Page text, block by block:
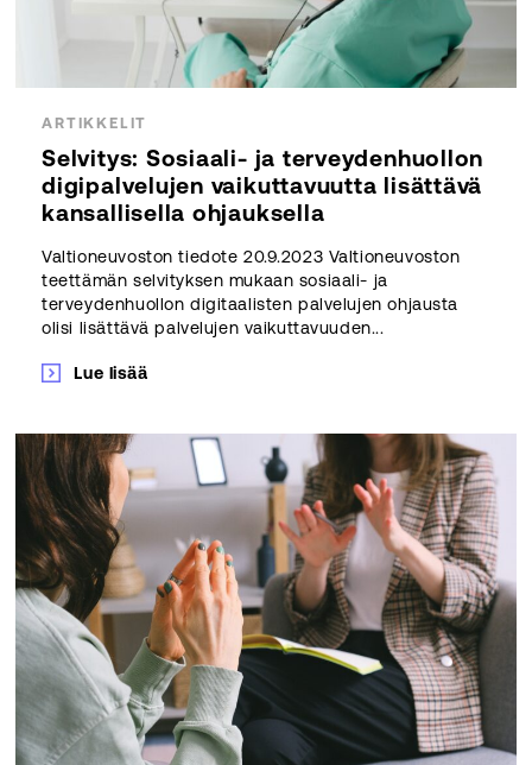
ARTIKKELIT
Selvitys: Sosiaali- ja terveydenhuollon
digipalvelujen vaikuttavuutta lisättävä
kansallisella ohjauksella
Valtioneuvoston tiedote 20.9.2023 Valtioneuvoston
teettämän selvityksen mukaan sosiaali- ja
terveydenhuollon digitaalisten palvelujen ohjausta
olisi lisättävä palvelujen vaikuttavuuden...
Lue lisää